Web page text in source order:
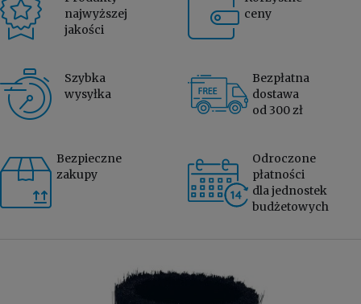
najwyższej
jakości
ceny
Szybka
wysyłka
Bezpłatna
dostawa
od 300 zł
Bezpieczne
zakupy
Odroczone
płatności
dla jednostek
budżetowych